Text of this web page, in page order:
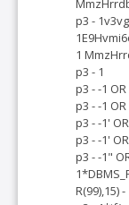
p3 -
1
p3 - 1
p3 - -1
p3 - -1
p3 - -1'
p3 - -1'
p3 - -1"
R(99),15)